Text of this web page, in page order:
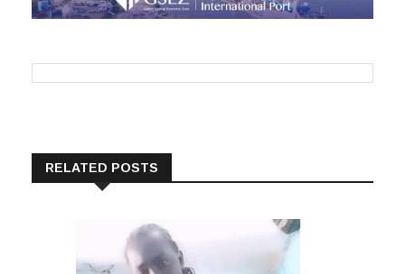
RELATED POSTS